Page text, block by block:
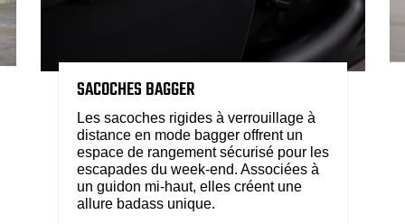
SACOCHES BAGGER
Les sacoches rigides à verrouillage à
distance en mode bagger offrent un
espace de rangement sécurisé pour les
escapades du week-end. Associées à
un guidon mi-haut, elles créent une
allure badass unique.